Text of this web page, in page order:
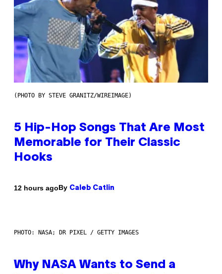
(PHOTO BY STEVE GRANITZ/WIREIMAGE)
5 Hip-Hop Songs That Are Most
Memorable for Their Classic
Hooks
12 hours agoBy Caleb Catlin
PHOTO: NASA; DR PIXEL / GETTY IMAGES
Why NASA Wants to Send a